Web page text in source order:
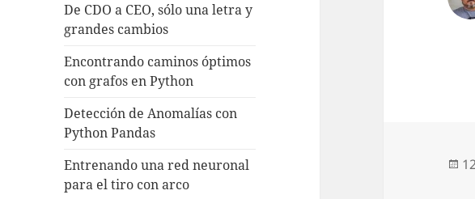
De CDO a CEO, sólo una letra y
grandes cambios
Encontrando caminos óptimos
con grafos en Python
Detección de Anomalías con
Python Pandas
Entrenando una red neuronal
para el tiro con arco